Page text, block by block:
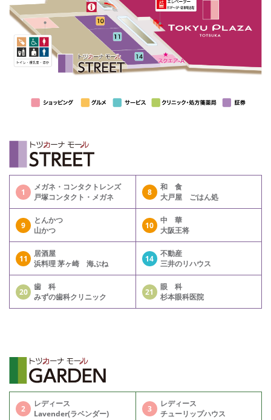
1
メガネ・コンタクトレンズ
戸塚コンタクト・メガネ
8
和 食
大戸屋 ごはん処
9
とんかつ
山かつ
10
中 華
大阪王将
11
居酒屋
浜料理 茅ヶ崎 海ぶね
14
不動産
三井のリハウス
20
歯 科
みずの歯科クリニック
21
眼 科
杉本眼科医院
2
レディース
Lavender(ラベンダー)
3
レディース
チューリップハウス